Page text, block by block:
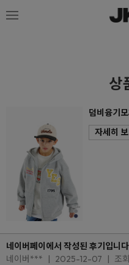
상
덤비융기
자세히 보
네이버페이에서 작성된 후기입니
네이버***
| 2025-12-07 | 조